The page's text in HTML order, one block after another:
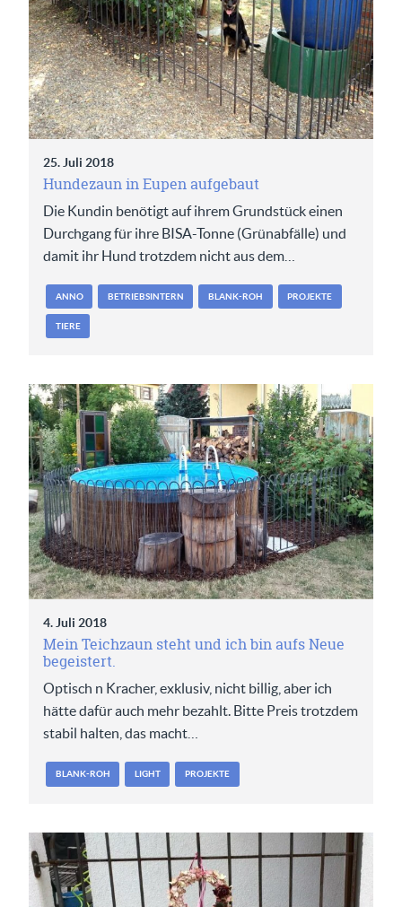
25. Juli 2018
Hundezaun in Eupen aufgebaut
Die Kundin benötigt auf ihrem Grundstück einen
Durchgang für ihre BISA-Tonne (Grünabfälle) und
damit ihr Hund trotzdem nicht aus dem…
ANNO BETRIEBSINTERN BLANK-ROH PROJEKTE
TIERE
4. Juli 2018
Mein Teichzaun steht und ich bin aufs Neue
begeistert.
Optisch n Kracher, exklusiv, nicht billig, aber ich
hätte dafür auch mehr bezahlt. Bitte Preis trotzdem
stabil halten, das macht…
BLANK-ROH LIGHT PROJEKTE